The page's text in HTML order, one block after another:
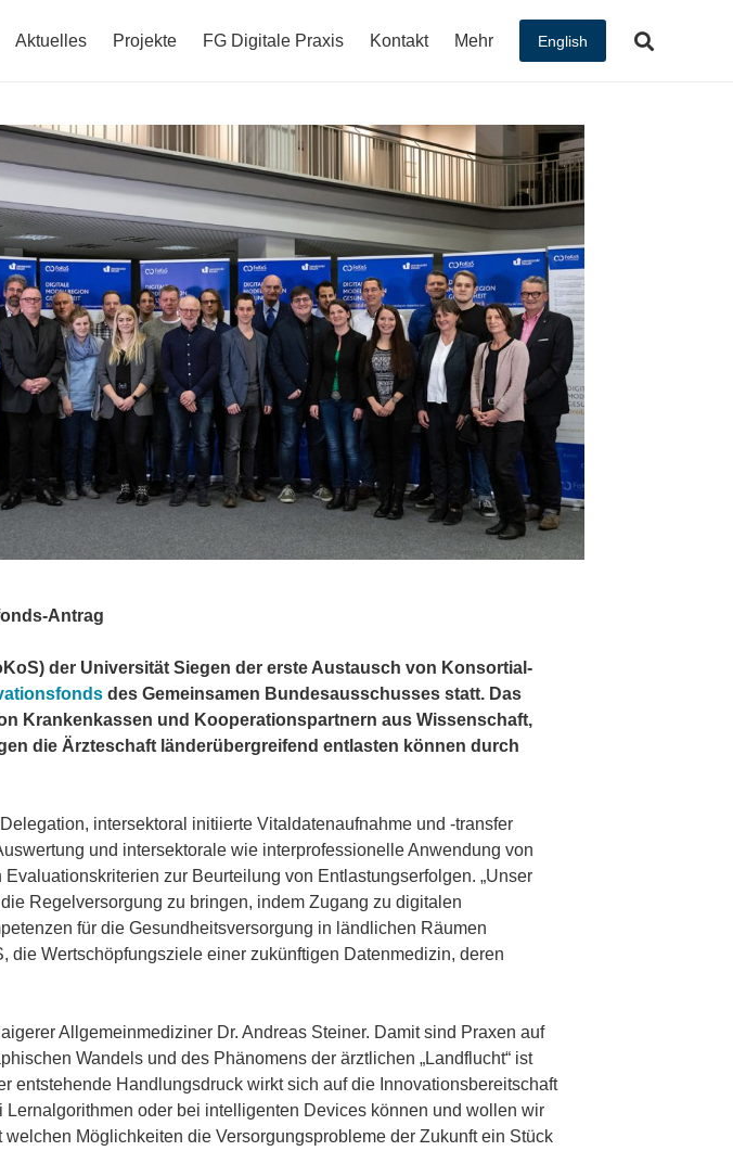
Aktuelles Projekte FG Digitale Praxis Kontakt Mehr English
Antrag
der Universität Siegen der erste Austausch von Konsortial-
des Gemeinsamen Bundesausschusses statt. Das
Krankenkassen und Kooperationspartnern aus Wissenschaft,
die Ärzteschaft länderübergreifend entlasten können durch
intersektoral initiierte Vitaldatenaufnahme und -transfer
und intersektorale wie interprofessionelle Anwendung von
zur Beurteilung von Entlastungserfolgen. „Unser
Regelversorgung zu bringen, indem Zugang zu digitalen
für die Gesundheitsversorgung in ländlichen Räumen
die Wertschöpfungsziele einer zukünftigen Datenmedizin, deren
Allgemeinmediziner Dr. Andreas Steiner. Damit sind Praxen auf
Wandels und des Phänomens der ärztlichen „Landflucht“ ist
entstehende Handlungsdruck wirkt sich auf die Innovationsbereitschaft
oder bei intelligenten Devices können und wollen wir
Möglichkeiten die Versorgungsprobleme der Zukunft ein Stück